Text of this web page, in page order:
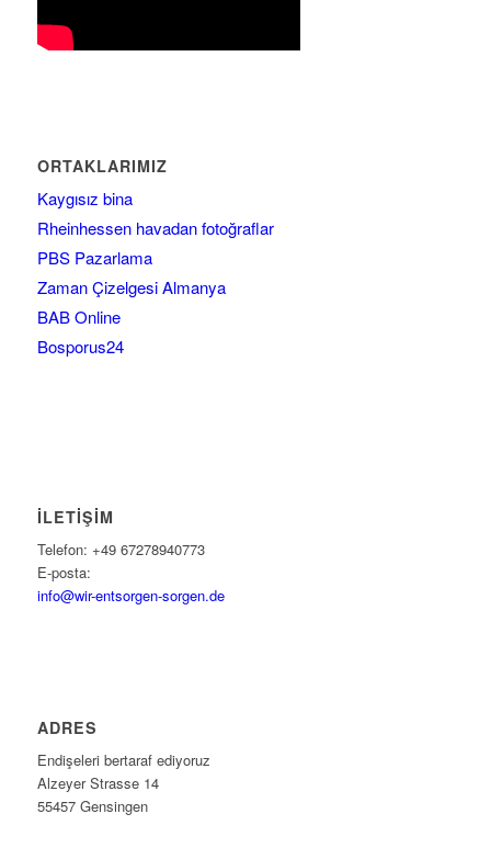
ORTAKLARIMIZ
Kaygısız bina
Rheinhessen havadan fotoğraflar
PBS Pazarlama
Zaman Çizelgesi Almanya
BAB Online
Bosporus24
İLETIŞIM
Telefon: +49 67278940773
E-posta:
info@wir-entsorgen-sorgen.de
ADRES
Endişeleri bertaraf ediyoruz
Alzeyer Strasse 14
55457 Gensingen